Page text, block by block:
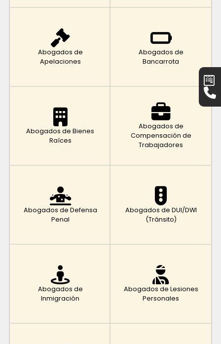
Abogados de
Apelaciones
Abogados de
Bancarrota
Abogados de Bienes
Raíces
Abogados de
Compensación de
Trabajadores
Abogados de Defensa
Penal
Abogados de DUI/DWI
(Tránsito)
Abogados de
Inmigración
Abogados de Lesiones
Personales